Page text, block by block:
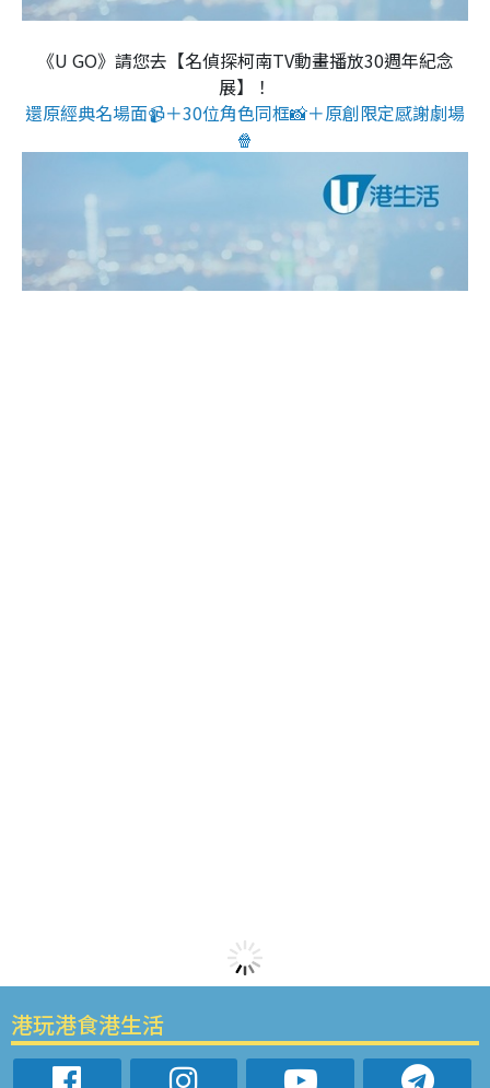
《U GO》請您去【名偵探柯南TV動畫播放30週年紀念
展】！
還原經典名場面📹＋30位角色同框📸＋原創限定感謝劇場
🍿
港玩港食港生活